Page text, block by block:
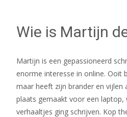
Wie is Martijn
Martijn is een gepassioneerd
enorme interesse in online. Ooit
maar heeft zijn brander en vijlen
plaats gemaakt voor een laptop,
verhaaltjes ging schrijven. Kop